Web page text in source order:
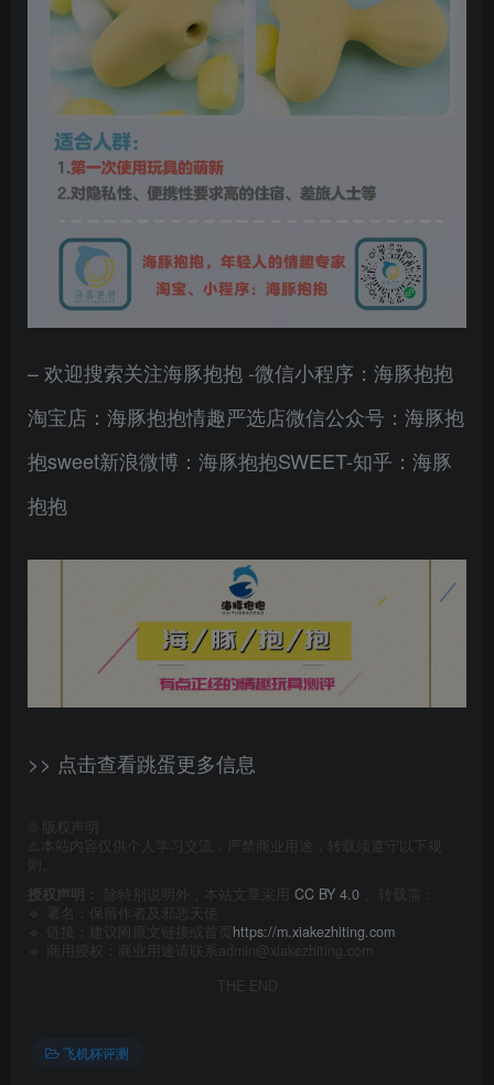
– 欢迎搜索关注海豚抱抱 -微信小程序：海豚抱抱
淘宝店：海豚抱抱情趣严选店微信公众号：海豚抱
抱sweet新浪微博：海豚抱抱SWEET-知乎：海豚
抱抱
>> 点击查看跳蛋更多信息
版权声明
⚠️本站内容仅供个人学习交流，严禁商业用途，转载须遵守以下规
授权声明：
除特别说明外，本站文章采用 CC BY 4.0 ， 转载需：
🔹 署名：保留作者及 邪恶天使
🔹 链接：建议附原文链接或首页 https://m.xiakezhiting.com
🔹 商用授权：商业用途请联系admin@xiakezhiting.com
THE END
飞机杯评测